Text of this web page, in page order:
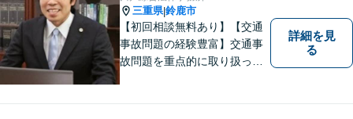
三重県|鈴鹿市
【初回相談無料あり】【交通
事故問題の経験豊富】交通事
故問題を重点的に取り扱って
詳細を見
る